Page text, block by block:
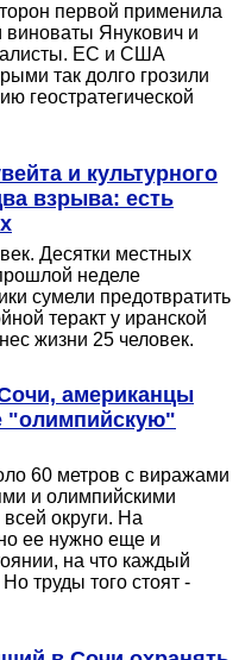
первой применила
виноваты Янукович и
ЕС и США
так долго грозили
геостратегической
и культурного
взрыва: есть
Десятки местных
неделе
сумели предотвратить
теракт у иранской
жизни 25 человек.
американцы
"олимпийскую"
60 метров с виражами
и олимпийскими
округи. На
ее нужно еще и
на что каждый
труды того стоят -